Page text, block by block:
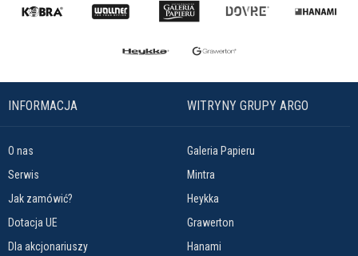
INFORMACJA
O nas
Serwis
Jak zamówić?
Dotacja UE
Dla akcjonariuszy
WITRYNY GRUPY ARGO
Galeria Papieru
Mintra
Heykka
Grawerton
Hanami